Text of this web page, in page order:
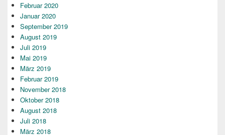
Februar 2020
Januar 2020
September 2019
August 2019
Juli 2019
Mai 2019
März 2019
Februar 2019
November 2018
Oktober 2018
August 2018
Juli 2018
März 2018